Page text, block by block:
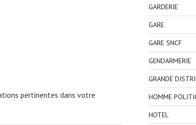
pertinentes dans votre
GARDERIE
GARE
GARE SNCF
GENDARMERIE
GRANDE
HOMME
HOTEL